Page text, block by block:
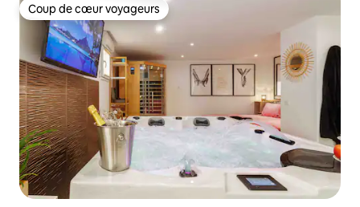
Coup de cœur voyageurs
Coup de cœur voyageurs